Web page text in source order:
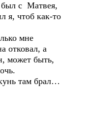
с Матвея,
я, чтоб как-то
мне
отковал, а
может быть,
там брал…